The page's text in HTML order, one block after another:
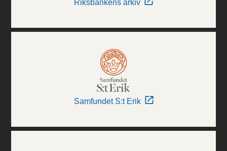
Riksbankens arkiv
Samfundet S:t Erik